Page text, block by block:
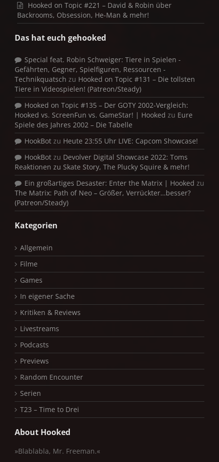
Hooked on Topic #221 – David & Robin über
Backrooms, Obsession, He-Man & mehr!
Das hat euch gehooked
Special feat. Robin Schweiger: Tiere in Spielen -
Gefährten, Gegner, Spielfiguren, Ressourcen -
Technikquatsch zu Hooked on Topic #131 – Die tollsten
Tiere in Videospielen! (Patreon/Steady)
Hooked on Topic #135 – Der GOTY 2002-Vergleich:
Hooked vs. ScreenFun vs. GameStar! | Hooked zu Eure
Spiele des Jahres 2002 – Die Tabelle
HookBot zu Heute 23:55 Uhr LIVE: Capcom Showcase!
HookBot zu Devolver Digital Showcase 2022: Toms
Reaktionen zu Skate Story, The Plucky Squire & mehr!
Ein großartiges Desaster: Enter the Matrix | Hooked zu
The Matrix: Path of Neo – Größer, Verrückter…besser?
(Patreon/Steady)
Kategorien
Allgemein
Filme
Games
In eigener Sache
Kritiken & Reviews
Livestreams
Podcasts
Previews
Random Encounter
Serien
T23 – Time to Drei
About Hooked
»Blablabla, Mr. Freeman.«